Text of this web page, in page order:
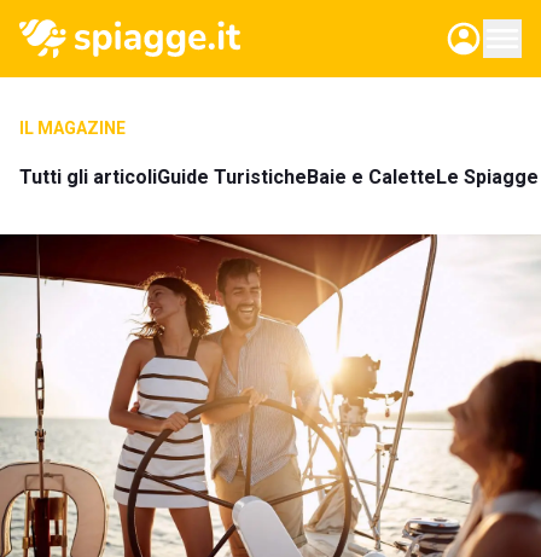
IL MAGAZINE
Tutti gli articoliGuide TuristicheBaie e CaletteLe